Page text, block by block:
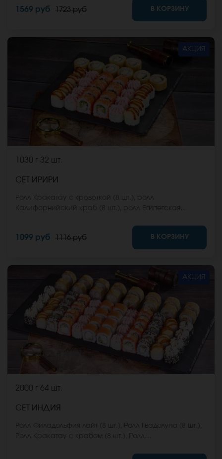
имбирь, васаби и соевый соус. Они не входят в
стоимость заказа. *Внешний вид блюда может
1569 руб 1723 руб В КОРЗИНУ
АКЦИЯ
1030 г 32 шт.
СЕТ ИРИРИ
заказать имбирь, васаби и соевый соус. Они не
входят в стоимость заказа. *Внешний вид блюда
может отличаться от фото на сайте.
1099 руб 1116 руб В КОРЗИНУ
АКЦИЯ
2000 г 64 шт.
СЕТ ИНДИЯ
шт.), Ролл Калифорния хот (8 шт.), Ролл Охотский краб